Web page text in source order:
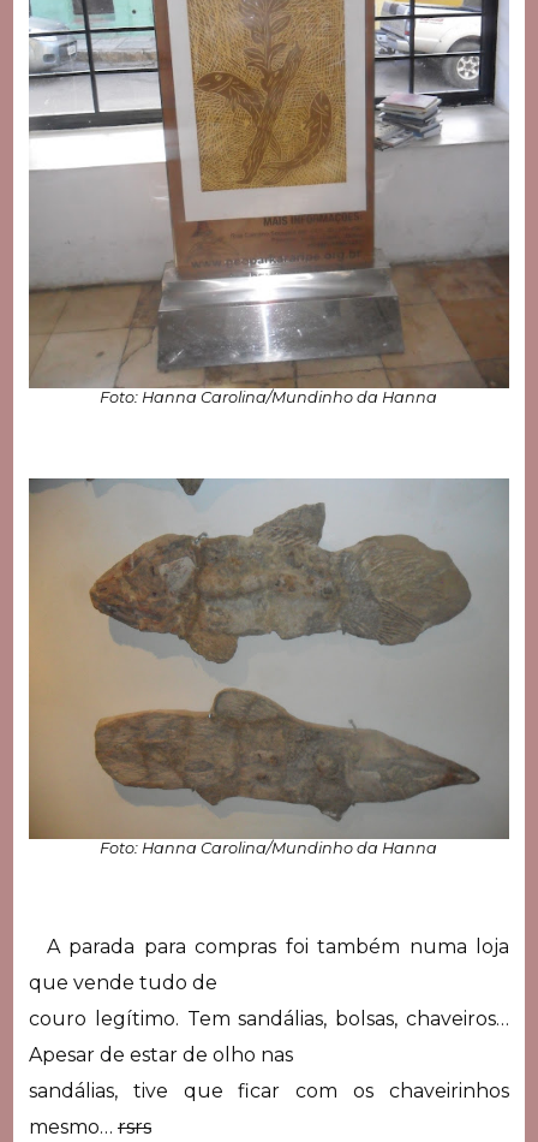
Foto: Hanna Carolina/Mundinho da Hanna
Foto: Hanna Carolina/Mundinho da Hanna
A parada para compras foi também numa loja
que vende tudo de
couro legítimo. Tem sandálias, bolsas, chaveiros…
Apesar de estar de olho nas
sandálias, tive que ficar com os chaveirinhos
mesmo… rsrs